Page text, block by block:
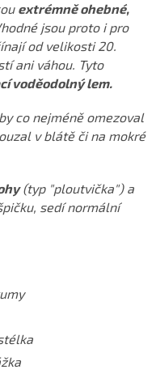
extrémně ohebné,
jsou proto i pro
od velikosti 20.
ani váhou. Tyto
voděodolný lem.
co nejméně omezoval
v blátě či na mokré
(typ "ploutvička") a
sedí normální